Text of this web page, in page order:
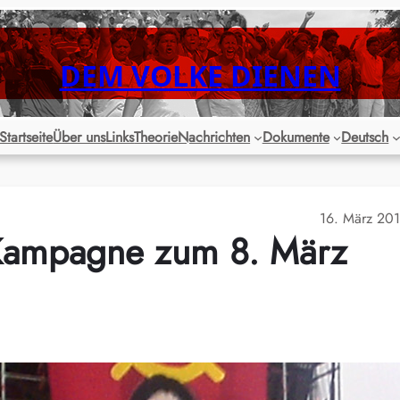
DEM VOLKE DIENEN
StartseiteÜber unsLinksTheorieNachrichten Dokumente Deutsch
16. März
zum 8. März